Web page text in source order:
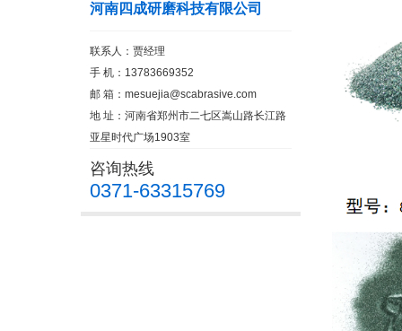
河南四成研磨科技有限公司
联系人：贾经理
手 机：13783669352
邮 箱： mesuejia@scabrasive.com
地 址：河南省郑州市二七区嵩山路长江路
亚星时代广场1903室
咨询热线
0371-63315769